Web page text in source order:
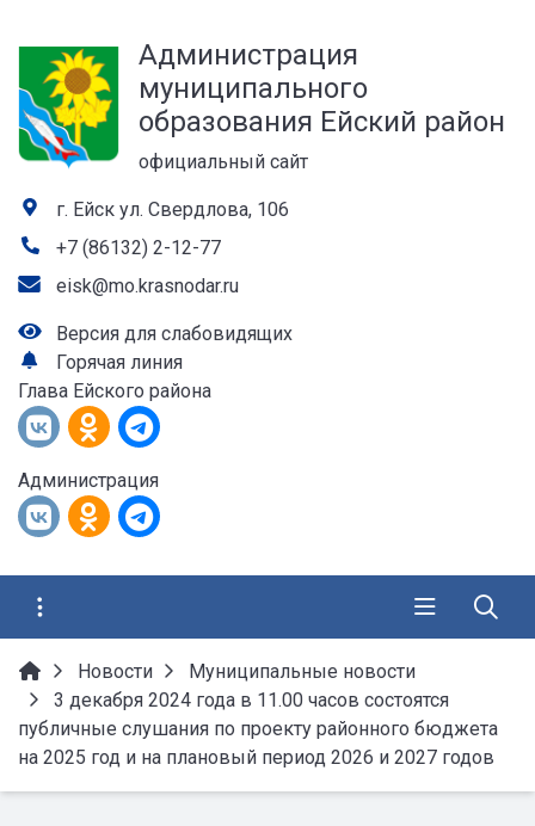
Администрация
муниципального
образования Ейский район
официальный сайт
г. Ейск ул. Свердлова, 106
+7 (86132) 2-12-77
eisk@mo.krasnodar.ru
Версия для слабовидящих
Горячая линия
Глава Ейского района
Администрация
Новости
Муниципальные новости
3 декабря 2024 года в 11.00 часов состоятся
публичные слушания по проекту районного бюджета
на 2025 год и на плановый период 2026 и 2027 годов